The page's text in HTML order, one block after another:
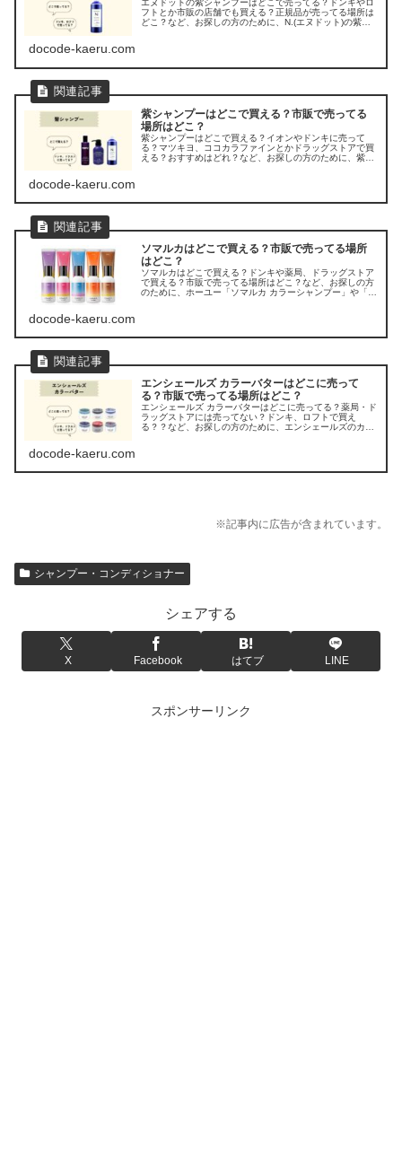
エヌドットの紫シャンプーはどこで売ってる？ドンキやロ
フトとか市販の店舗でも買える？正規品が売ってる場所は
どこ？など、お探しの方のために、N.(エヌドット)の紫シ
docode-kaeru.com
紫シャンプーはどこで買える？市販で売ってる
場所はどこ？
紫シャンプーはどこで買える？イオンやドンキに売って
る？マツキヨ、ココカラファインとかドラッグストアで買
える？おすすめはどれ？など、お探しの方のために、紫シ
docode-kaeru.com
ソマルカはどこで買える？市販で売ってる場所
はどこ？
ソマルカはどこで買える？ドンキや薬局、ドラッグストア
で買える？市販で売ってる場所はどこ？など、お探しの方
のために、ホーユー「ソマルカ カラーシャンプー」や「カ
docode-kaeru.com
エンシェールズ カラーバターはどこに売って
る？市販で売ってる場所はどこ？
エンシェールズ カラーバターはどこに売ってる？薬局・ド
ラッグストアには売ってない？ドンキ、ロフトで買え
る？？など、お探しの方のために、エンシェールズのカラ
docode-kaeru.com
※記事内に広告が含まれています。
シャンプー・コンディショナー
シェアする
X Facebook はてブ LINE
スポンサーリンク